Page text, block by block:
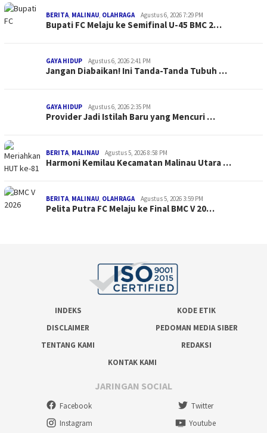
BERITA, MALINAU, OLAHRAGA Agustus 6, 2026 7:29 PM
Bupati FC Melaju ke Semifinal U-45 BMC 2…
GAYA HIDUP Agustus 6, 2026 2:41 PM
Jangan Diabaikan! Ini Tanda-Tanda Tubuh …
GAYA HIDUP Agustus 6, 2026 2:35 PM
Provider Jadi Istilah Baru yang Mencuri …
BERITA, MALINAU Agustus 5, 2026 8:58 PM
Harmoni Kemilau Kecamatan Malinau Utara …
BERITA, MALINAU, OLAHRAGA Agustus 5, 2026 3:59 PM
Pelita Putra FC Melaju ke Final BMC V 20…
INDEKS
KODE ETIK
DISCLAIMER
PEDOMAN MEDIA SIBER
TENTANG KAMI
REDAKSI
KONTAK KAMI
JARINGAN SOCIAL
Facebook
Twitter
Instagram
Youtube